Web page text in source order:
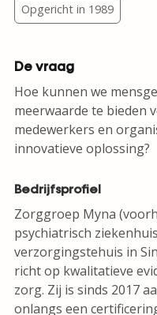
Opgericht in 1989
De vraag
Hoe kunnen we
meerwaarde te bieden
medewerkers en
innovatieve oplossing?
Bedrijfsprofiel
Zorggroep Myna
psychiatrisch
verzorgingstehuis in
richt op kwalitatieve
zorg. Zij is sinds 2017
onlangs een